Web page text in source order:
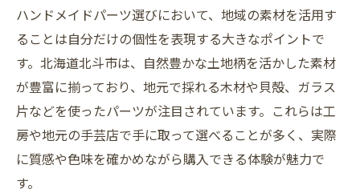
ハンドメイドパーツ選びにおいて、地域の素材を活用す
ることは自分だけの個性を表現する大きなポイントで
す。北海道北斗市は、自然豊かな土地柄を活かした素材
が豊富に揃っており、地元で採れる木材や貝殻、ガラス
片などを使ったパーツが注目されています。これらは工
房や地元の手芸店で手に取って選べることが多く、実際
に質感や色味を確かめながら購入できる体験が魅力で
す。